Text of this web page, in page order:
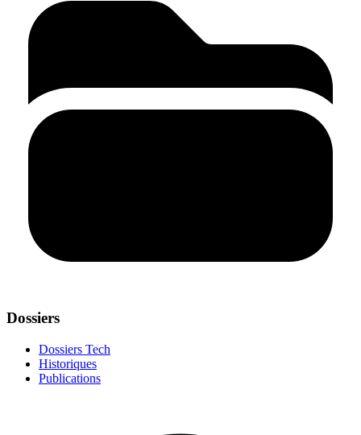
Dossiers
Dossiers Tech
Historiques
Publications